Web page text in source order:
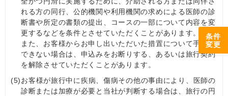
条件
変更
れる方の同行、公的機関や利用機関の求めによる医師の診
断書や所定の書類の提出、コースの一部について内容を変
更するなどを条件とさせていただくことがあります。
また、お客様からお申し出いただいた措置について手配が
できない場合は、申込みをお断りする、あるいは旅行契約
を解除させていただくことがあります。
(5)お客様が旅行中に疾病、傷病その他の事由により、医師の
診断または加療が必要と当社が判断する場合は、旅行の円